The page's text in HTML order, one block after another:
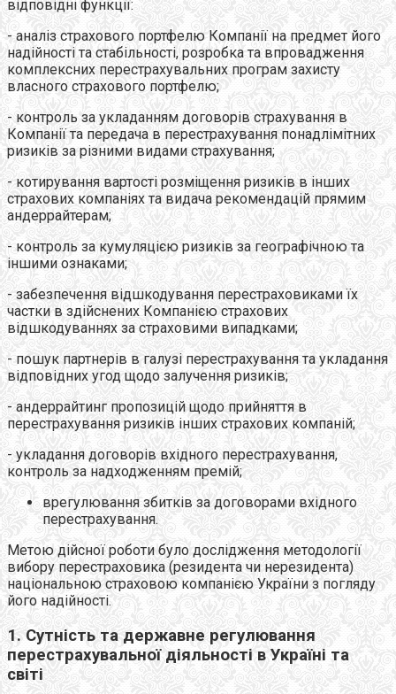
відповідні функції:
- аналіз страхового портфелю Компанії на предмет його
надійності та стабільності, розробка та впровадження
комплексних перестрахувальних програм захисту
власного страхового портфелю;
- контроль за укладанням договорів страхування в
Компанії та передача в перестрахування понадлімітних
ризиків за різними видами страхування;
- котирування вартості розміщення ризиків в інших
страхових компаніях та видача рекомендацій прямим
андеррайтерам;
- контроль за кумуляцією ризиків за географічною та
іншими ознаками;
- забезпечення відшкодування перестраховиками їх
частки в здійснених Компанією страхових
відшкодуваннях за страховими випадками;
- пошук партнерів в галузі перестрахування та укладання
відповідних угод щодо залучення ризиків;
- андеррайтинг пропозицій щодо прийняття в
перестрахування ризиків інших страхових компаній;
- укладання договорів вхідного перестрахування,
контроль за надходженням премій;
врегулювання збитків за договорами вхідного
перестрахування.
Метою дійсної роботи було дослідження методології
вибору перестраховика (резидента чи нерезидента)
національною страховою компанією України з погляду
його надійності.
1. Сутність та державне регулювання
перестрахувальної діяльності в Україні та
світі